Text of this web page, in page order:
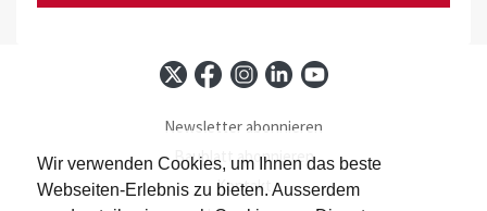
Wir verwenden Cookies, um Ihnen das beste
Webseiten-Erlebnis zu bieten. Ausserdem
Newsletter abonnieren
Baublatt abonnieren
Kontakt